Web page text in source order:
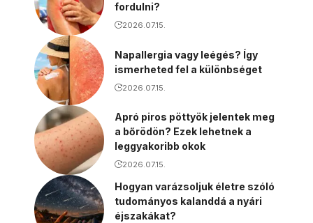
fordulni?
2026.07.15.
Napallergia vagy leégés? Így
ismerheted fel a különbséget
2026.07.15.
Apró piros pöttyök jelentek meg
a bőrödön? Ezek lehetnek a
leggyakoribb okok
2026.07.15.
Hogyan varázsoljuk életre szóló
tudományos kalanddá a nyári
éjszakákat?